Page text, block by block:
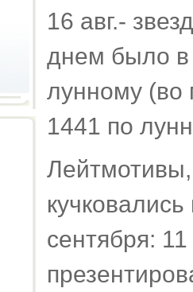
16 авг.-
днем было в
лунному (во
1441 по
сентября: